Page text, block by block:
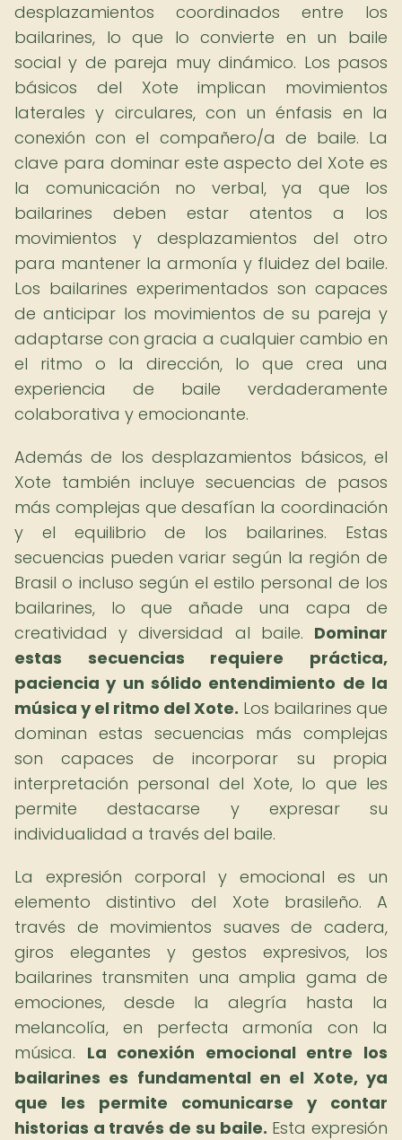
desplazamientos coordinados entre los
bailarines, lo que lo convierte en un baile
social y de pareja muy dinámico. Los pasos
básicos del Xote implican movimientos
laterales y circulares, con un énfasis en la
conexión con el compañero/a de baile. La
clave para dominar este aspecto del Xote es
la comunicación no verbal, ya que los
bailarines deben estar atentos a los
movimientos y desplazamientos del otro
para mantener la armonía y fluidez del baile.
Los bailarines experimentados son capaces
de anticipar los movimientos de su pareja y
adaptarse con gracia a cualquier cambio en
el ritmo o la dirección, lo que crea una
experiencia de baile verdaderamente
colaborativa y emocionante.
Además de los desplazamientos básicos, el
Xote también incluye secuencias de pasos
más complejas que desafían la coordinación
y el equilibrio de los bailarines. Estas
secuencias pueden variar según la región de
Brasil o incluso según el estilo personal de los
bailarines, lo que añade una capa de
creatividad y diversidad al baile. Dominar
estas secuencias requiere práctica,
paciencia y un sólido entendimiento de la
música y el ritmo del Xote. Los bailarines que
dominan estas secuencias más complejas
son capaces de incorporar su propia
interpretación personal del Xote, lo que les
permite destacarse y expresar su
individualidad a través del baile.
La expresión corporal y emocional es un
elemento distintivo del Xote brasileño. A
través de movimientos suaves de cadera,
giros elegantes y gestos expresivos, los
bailarines transmiten una amplia gama de
emociones, desde la alegría hasta la
melancolía, en perfecta armonía con la
música. La conexión emocional entre los
bailarines es fundamental en el Xote, ya
que les permite comunicarse y contar
historias a través de su baile. Esta expresión